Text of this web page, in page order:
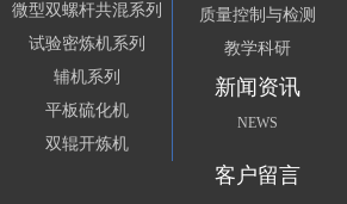
微型双螺杆共混系列
试验密炼机系列
辅机系列
平板硫化机
双辊开炼机
质量控制与检测
教学科研
新闻资讯
NEWS
客户留言